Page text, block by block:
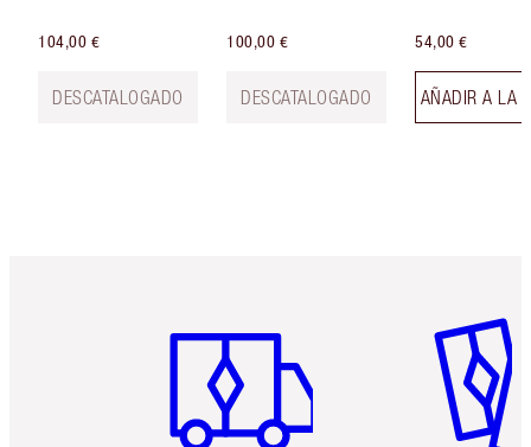
104,00 €
DESCATALOGADO
100,00 €
DESCATALOGADO
54,00 €
AÑADIR A LA